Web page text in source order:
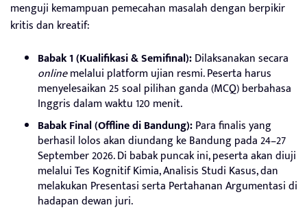
menguji kemampuan pemecahan masalah dengan berpikir
kritis dan kreatif:
Babak 1 (Kualifikasi & Semifinal):Dilaksanakan secara
onlinemelalui platform ujian resmi. Peserta harus
menyelesaikan 25 soal pilihan ganda (MCQ) berbahasa
Inggris dalam waktu 120 menit.
Babak Final (Offline di Bandung):Para finalis yang
berhasil lolos akan diundang ke Bandung pada 24–27
September 2026. Di babak puncak ini, peserta akan diuji
melalui Tes Kognitif Kimia, Analisis Studi Kasus, dan
melakukan Presentasi serta Pertahanan Argumentasi di
hadapan dewan juri.